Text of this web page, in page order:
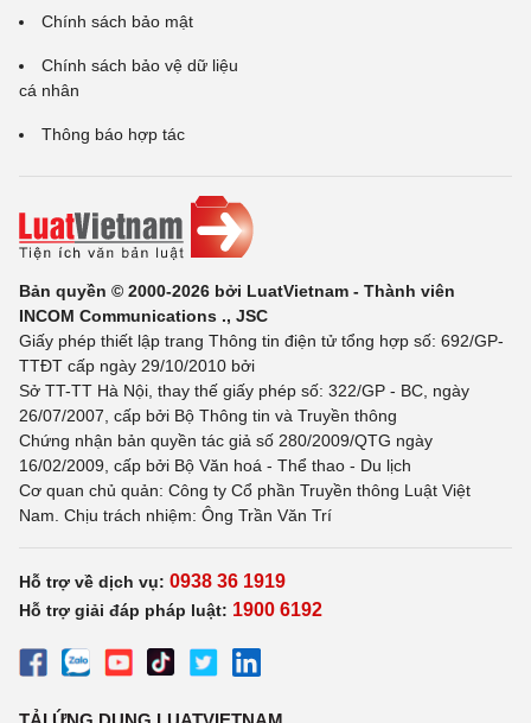
Chính sách bảo mật
Chính sách bảo vệ dữ liệu
cá nhân
Thông báo hợp tác
Bản quyền © 2000-2026 bởi LuatVietnam - Thành viên
INCOM Communications ., JSC
Giấy phép thiết lập trang Thông tin điện tử tổng hợp số: 692/GP-
TTĐT cấp ngày 29/10/2010 bởi
Sở TT-TT Hà Nội, thay thế giấy phép số: 322/GP - BC, ngày
26/07/2007, cấp bởi Bộ Thông tin và Truyền thông
Chứng nhận bản quyền tác giả số 280/2009/QTG ngày
16/02/2009, cấp bởi Bộ Văn hoá - Thể thao - Du lịch
Cơ quan chủ quản: Công ty Cổ phần Truyền thông Luật Việt
Nam. Chịu trách nhiệm: Ông Trần Văn Trí
Hỗ trợ về dịch vụ: 0938 36 1919
Hỗ trợ giải đáp pháp luật: 1900 6192